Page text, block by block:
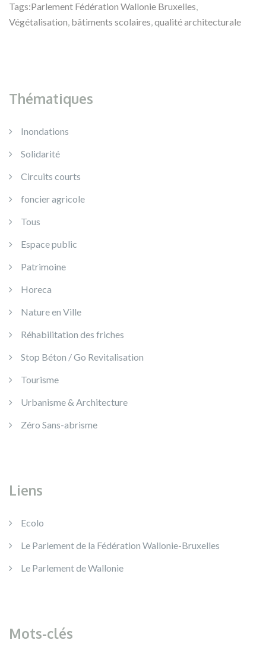
Tags:Parlement Fédération Wallonie Bruxelles,
Végétalisation, bâtiments scolaires,qualité architecturale
Thématiques
Inondations
Solidarité
Circuits courts
foncier agricole
Tous
Espace public
Patrimoine
Horeca
Nature en Ville
Réhabilitation des friches
Stop Béton / Go Revitalisation
Tourisme
Urbanisme & Architecture
Zéro Sans-abrisme
Liens
Ecolo
Le Parlement de la Fédération Wallonie-Bruxelles
Le Parlement de Wallonie
Mots-clés